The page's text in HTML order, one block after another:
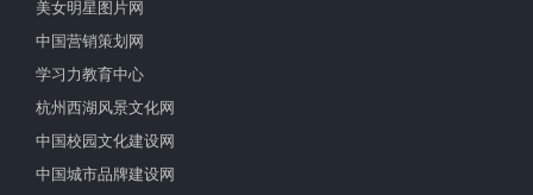
美女明星图片网
中国营销策划网
学习力教育中心
杭州西湖风景文化网
中国校园文化建设网
中国城市品牌建设网